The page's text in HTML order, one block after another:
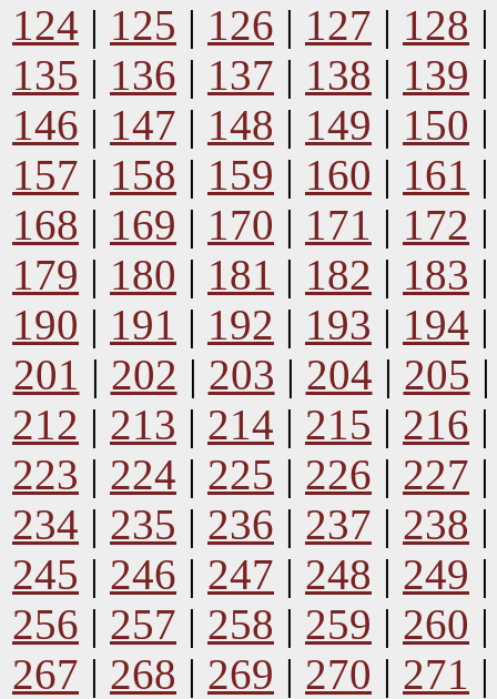
124 | 125 | 126 | 127 | 128
135 | 136 | 137 | 138 | 139
146 | 147 | 148 | 149 | 150
157 | 158 | 159 | 160 | 161
168 | 169 | 170 | 171 | 172
179 | 180 | 181 | 182 | 183
190 | 191 | 192 | 193 | 194
201 | 202 | 203 | 204 | 205
212 | 213 | 214 | 215 | 216
223 | 224 | 225 | 226 | 227
234 | 235 | 236 | 237 | 238
245 | 246 | 247 | 248 | 249
256 | 257 | 258 | 259 | 260
267 | 268 | 269 | 270 | 271